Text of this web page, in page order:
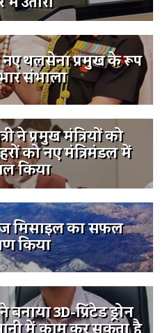
नए थलसेना प्रमुख के रूप
संभाला
ने प्रमुख मंत्रियों को
को नए मंत्रिमंडल में
किया
मिसाइल का सफल
किया
3D-प्रिंटेड ड्रोन